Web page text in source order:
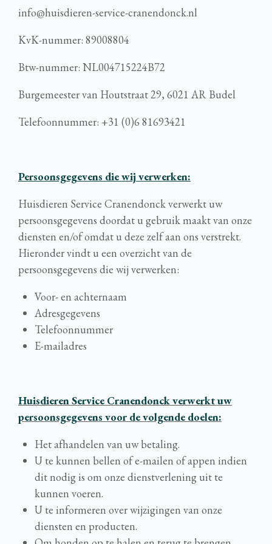
info@huisdieren-service-cranendonck.nl
KvK-nummer: 89008804
Btw-nummer: NL004715224B72
Burgemeester van Houtstraat 29, 6021 AR Budel
Telefoonnummer: +31 (0)6 81693421
Persoonsgegevens die wij verwerken:
Huisdieren Service Cranendonck verwerkt uw
persoonsgegevens doordat u gebruik maakt van onze
diensten en/of omdat u deze zelf aan ons verstrekt.
Hieronder vindt u een overzicht van de
persoonsgegevens die wij verwerken:
Voor- en achternaam
Adresgegevens
Telefoonnummer
E-mailadres
Huisdieren Service Cranendonck verwerkt uw
persoonsgegevens voor de volgende doelen:
Het afhandelen van uw betaling.
U te kunnen bellen of e-mailen of appen indien
dit nodig is om onze dienstverlening uit te
kunnen voeren.
U te informeren over wijzigingen van onze
diensten en producten.